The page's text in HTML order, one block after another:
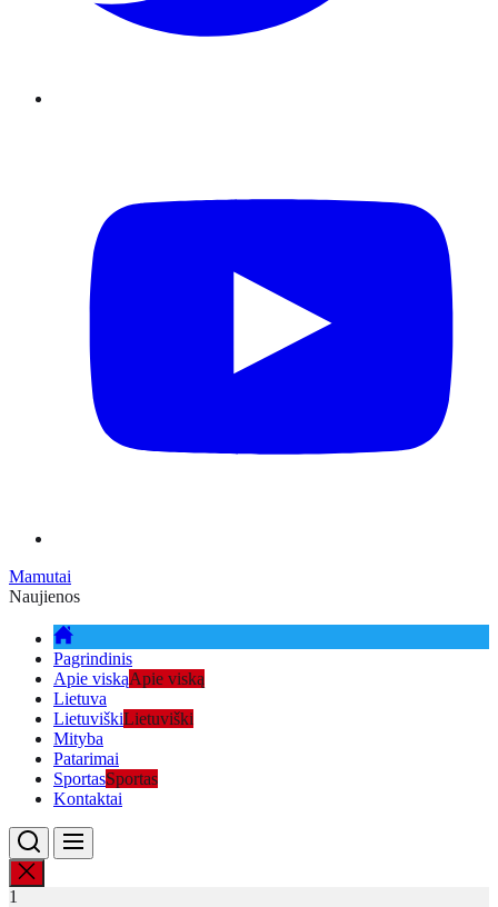
Mamutai
Naujienos
Pagrindinis
Apie viskąApie viską
Lietuva
LietuviškiLietuviški
Mityba
Patarimai
SportasSportas
Kontaktai
1